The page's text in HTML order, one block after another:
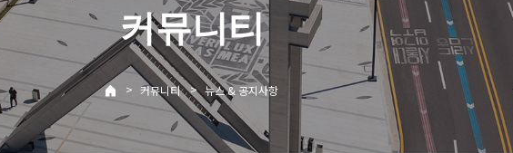
커뮤니티
> 커뮤니티 > 뉴스 & 공지사항